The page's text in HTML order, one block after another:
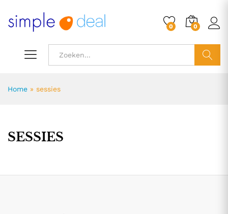
0 0
Home » sessies
SESSIES